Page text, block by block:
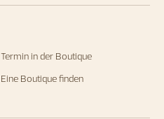
Termin in der Boutique
Eine Boutique finden